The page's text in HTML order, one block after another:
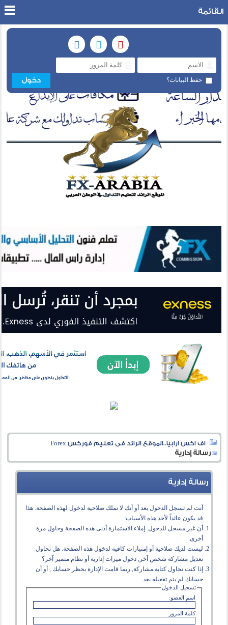
حفظ البيانات؟
القائمة
اف اكس ارابيا..الموقع الرائد فى تعليم فوركس Forex
رسالة إدارية
رسالة إدارية
أنت لم تسجل الدخول بعد أو أنك لا تملك صلاحية لدخول لهذه الصفحة. هذا
قد يكون عائداً لأحد هذه الأسباب:
أن غير مسجل للدخول. إملاء الاستمارة أدنى هذه الصفحة وحاول مرة
أخرى.
ليست لديك صلاحية أو إمتيازات كافية لدخول هذه الصفحة. هل تحاول
تعديل مشاركة شخص آخر, دخول ميزات إدارية أو نظام متميز آخر؟
إذا كنت تحاول كتابة مشاركة, ربما قامت الإدارة بحظر حسابك , أو أن
حسابك لم يتم تفعيله بعد.
تسجيل الدخول
اسم العضو:
كلمة المرور: